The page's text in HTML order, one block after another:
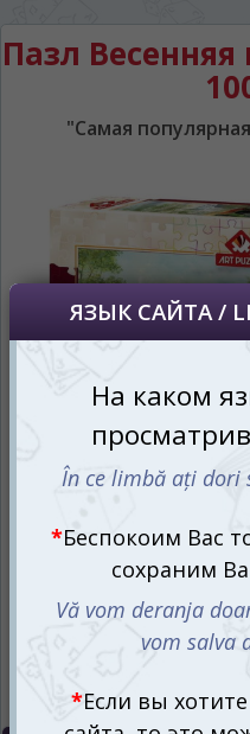
Пазл
"Самая
În ce limbă ați dori să vedeți
*Беспокоим Вас только один
сохраним Ваш выбор
vom salva alegerea
сайта, то это можно всегда
правом верхнем углу
Dacă doriți să schimbați limba
oricând să faceți asta în colțul
al paginii.
RO